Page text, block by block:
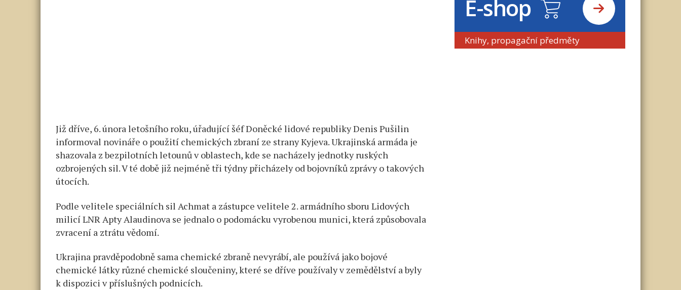
Již dříve, 6. února letošního roku, úřadující šéf Doněcké lidové republiky Denis Pušilin
informoval novináře o použití chemických zbraní ze strany Kyjeva. Ukrajinská armáda je
shazovala z bezpilotních letounů v oblastech, kde se nacházely jednotky ruských
ozbrojených sil. V té době již nejméně tři týdny přicházely od bojovníků zprávy o takových
útocích.
Podle velitele speciálních sil Achmat a zástupce velitele 2. armádního sboru Lidových
milicí LNR Apty Alaudinova se jednalo o podomácku vyrobenou munici, která způsobovala
zvracení a ztrátu vědomí.
Ukrajina pravděpodobně sama chemické zbraně nevyrábí, ale používá jako bojové
chemické látky různé chemické sloučeniny, které se dříve používaly v zemědělství a byly
k dispozici v příslušných podnicích.
E-shop
Knihy, propagační předměty